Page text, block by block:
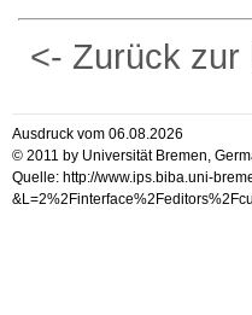
<- Zurück zur
Ausdruck vom 06.08.2026
© 2011 by Universität Bremen,
Quelle: http://www.ips.biba.uni-